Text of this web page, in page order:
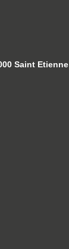
Saint Etienne